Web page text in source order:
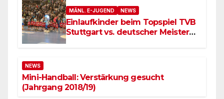
MÄNL. E-JUGEND NEWS
Einlaufkinder beim Topspiel TVB
Stuttgart vs. deutscher Meister
NEWS
Mini-Handball: Verstärkung gesucht
(Jahrgang 2018/19)